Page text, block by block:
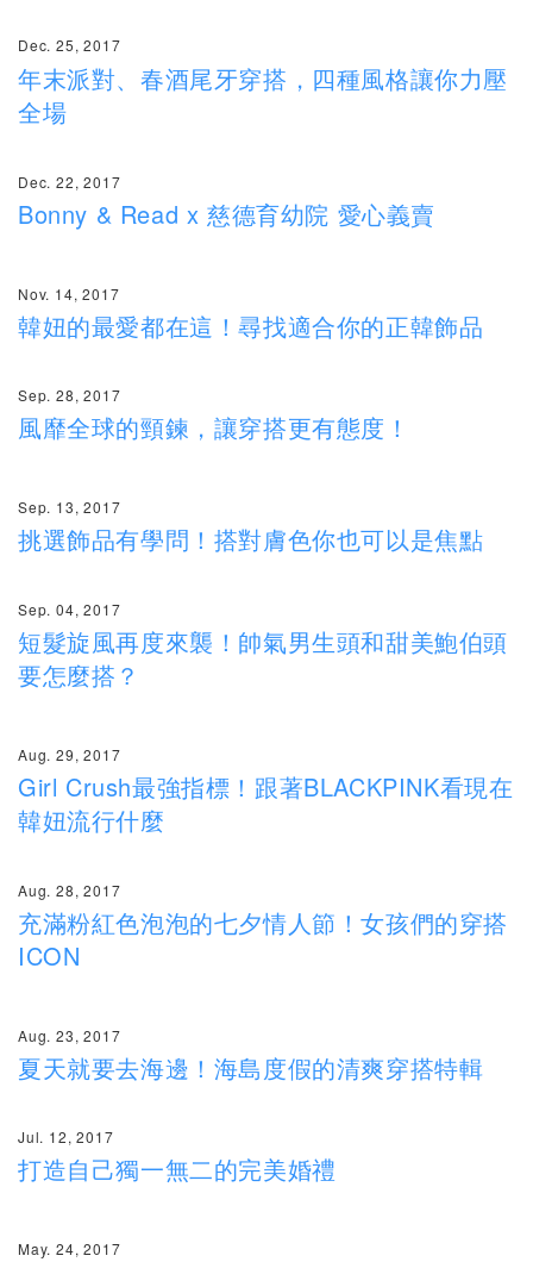
Dec. 25, 2017
年末派對、春酒尾牙穿搭，四種風格讓你力壓
全場
Dec. 22, 2017
Bonny & Read x 慈德育幼院 愛心義賣
Nov. 14, 2017
韓妞的最愛都在這！尋找適合你的正韓飾品
Sep. 28, 2017
風靡全球的頸鍊，讓穿搭更有態度！
Sep. 13, 2017
挑選飾品有學問！搭對膚色你也可以是焦點
Sep. 04, 2017
短髮旋風再度來襲！帥氣男生頭和甜美鮑伯頭
要怎麼搭？
Aug. 29, 2017
Girl Crush最強指標！跟著BLACKPINK看現在
韓妞流行什麼
Aug. 28, 2017
充滿粉紅色泡泡的七夕情人節！女孩們的穿搭
ICON
Aug. 23, 2017
夏天就要去海邊！海島度假的清爽穿搭特輯
Jul. 12, 2017
打造自己獨一無二的完美婚禮
May. 24, 2017